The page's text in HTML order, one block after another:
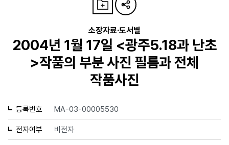
소장자료·도서별
2004년 1월 17일 <광주5.18과 난초
>작품의 부분 사진 필름과 전체
작품사진
등록번호 MA-03-00005530
전자여부 비전자